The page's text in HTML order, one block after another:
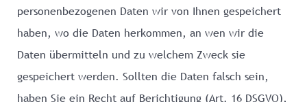
personenbezogenen Daten wir von Ihnen gespeichert
haben, wo die Daten herkommen, an wen wir die
Daten übermitteln und zu welchem Zweck sie
gespeichert werden. Sollten die Daten falsch sein,
haben Sie ein Recht auf Berichtigung (Art. 16 DSGVO),